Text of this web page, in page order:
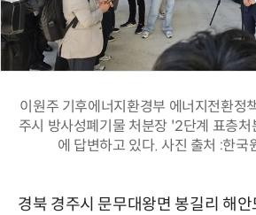
이원주 기후에너지환경부 에너지전환정
주시 방사성폐기물 처분장 '2단계 표층
에 답변하고 있다. 사진 출처 :한국
경북 경주시 문무대왕면 봉길리 해